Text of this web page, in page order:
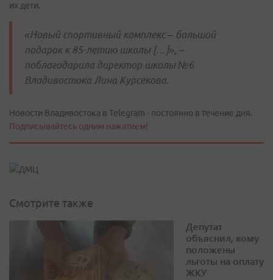
их дети.
«Новый спортивный комплекс – большой
подарок к 85-летию школы […]», –
поблагодарила директор школы №6
Владивостока Лина Курсекова.
Новости Владивостока в Telegram - постоянно в течение дня.
Подписывайтесь одним нажатием!
Смотрите также
Депутат
объяснил, кому
положены
льготы на оплату
ЖКУ